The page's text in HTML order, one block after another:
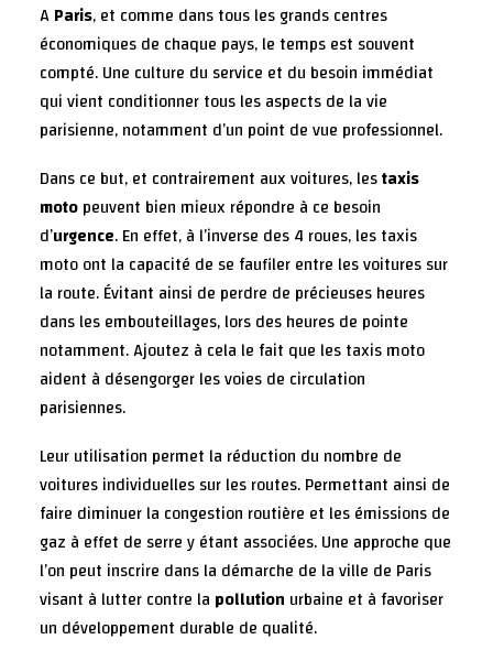
AParis, et comme dans tous les grands centres
économiques de chaque pays, le temps est souvent
compté. Une culture du service et du besoin immédiat
qui vient conditionner tous les aspects de la vie
parisienne, notamment d’un point de vue professionnel.
Dans ce but, et contrairement aux voitures, lestaxis
motopeuvent bien mieux répondre à ce besoin
d’urgence. En effet, à l’inverse des 4 roues, les taxis
moto ont la capacité de se faufiler entre les voitures sur
la route. Évitant ainsi de perdre de précieuses heures
dans les embouteillages, lors des heures de pointe
notamment. Ajoutez à cela le fait que les taxis moto
aident à désengorger les voies de circulation
parisiennes.
Leur utilisation permet la réduction du nombre de
voitures individuelles sur les routes. Permettant ainsi de
faire diminuer la congestion routière et les émissions de
gaz à effet de serre y étant associées. Une approche que
l’on peut inscrire dans la démarche de la ville de Paris
visant à lutter contre la pollution urbaine et à favoriser
un développement durable de qualité.